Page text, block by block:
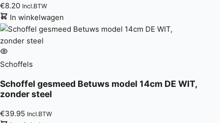
€8.20 Incl.BTW
In winkelwagen
Schoffels
Schoffel gesmeed Betuws model 14cm DE WIT,
zonder steel
€39.95 Incl.BTW